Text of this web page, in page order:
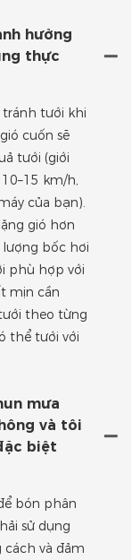
hưởng
thực
tưới khi
cuốn sẽ
tưới (giới
km/h,
của bạn).
gió hơn
lượng bốc hơi
phù hợp với
mịn cần
theo từng
thể tưới với
mưa
và tôi
biệt
bón phân
sử dụng
và đảm